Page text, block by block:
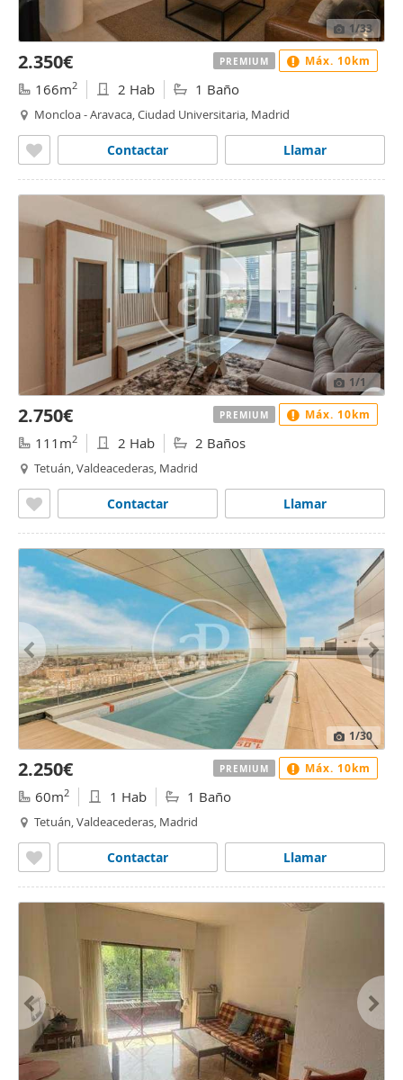
1/33
2.350€
166m2 2 Hab 1 Baño
Moncloa - Aravaca, Ciudad Universitaria, Madrid
Llamar
Contactar
PREMIUM Máx. 10km
1/1
2.750€
111m2 2 Hab 2 Baños
Tetuán, Valdeacederas, Madrid
Llamar
Contactar
PREMIUM Máx. 10km
1/30
2.250€
60m2 1 Hab 1 Baño
Tetuán, Valdeacederas, Madrid
Llamar
Contactar
PREMIUM Máx. 10km